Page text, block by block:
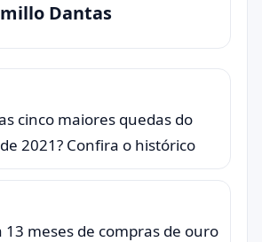
Dantas
cinco maiores quedas do
2021? Confira o histórico
13 meses de compras de ouro